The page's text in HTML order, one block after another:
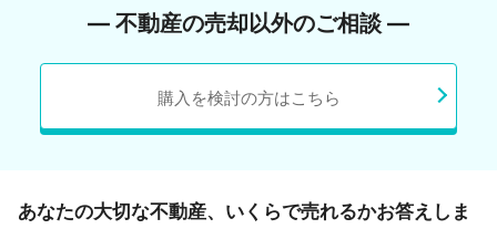
― 不動産の売却以外のご相談 ―
購入を検討の方はこちら
あなたの大切な不動産、いくらで売れるかお答えしま